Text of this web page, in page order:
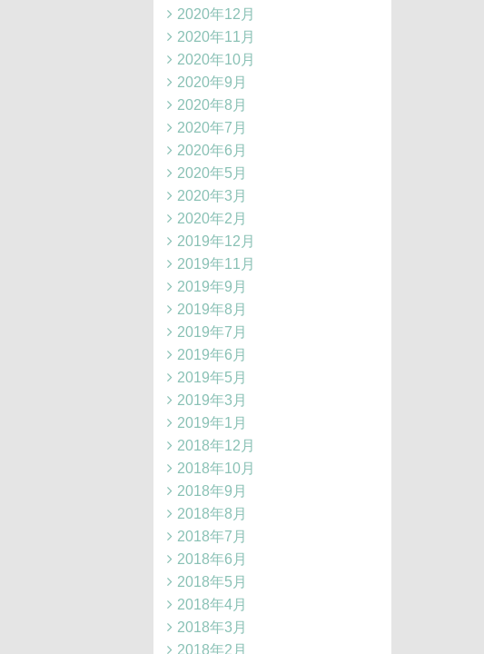
2020年12月
2020年11月
2020年10月
2020年9月
2020年8月
2020年7月
2020年6月
2020年5月
2020年3月
2020年2月
2019年12月
2019年11月
2019年9月
2019年8月
2019年7月
2019年6月
2019年5月
2019年3月
2019年1月
2018年12月
2018年10月
2018年9月
2018年8月
2018年7月
2018年6月
2018年5月
2018年4月
2018年3月
2018年2月